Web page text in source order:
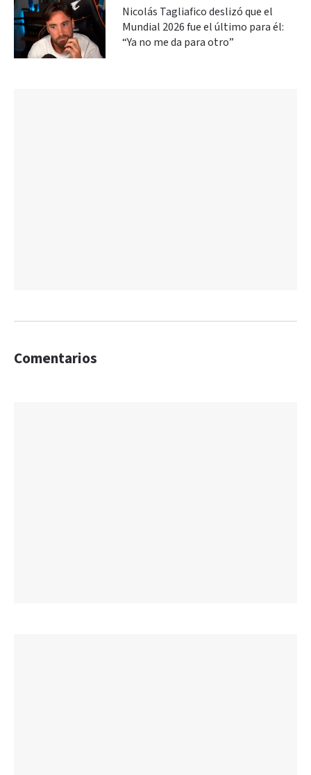
Nicolás Tagliafico deslizó que el
Mundial 2026 fue el último para él:
“Ya no me da para otro”
Comentarios